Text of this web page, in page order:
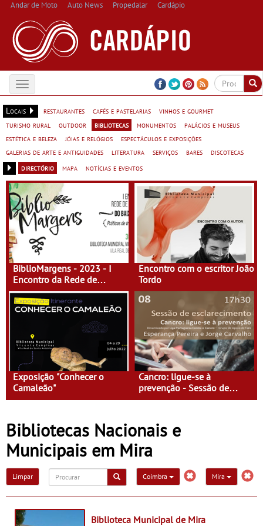
Andar de Moto Auto News Propedalar Cardápio
Toggle
navigation
Locais
restaurantes cafés e pastelarias
vinhos e gourmet
turismo rural
outdoor bibliotecas monumentos
palácios e museus
estética e beleza
jóias e relógios
espectáculos e exposições
galerias de arte e antiguidades
literatura serviços bares
discotecas
directório
mapa notícias e eventos
BiblioMargens - 2023 - I
Encontro da Rede de
Bibliotecas do Baixo
Guadiana
Encontro com o escritor João
Tordo
Exposição "Conhecer o
Camaleão"
Cancro: ligue-se à
prevenção - Sessão de
Esclarecimento
Bibliotecas Nacionais e
Municipais em Mira
Limpar Coimbra Mira
Biblioteca Municipal de Mira